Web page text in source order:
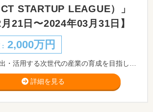
STARTUP LEAGUE）」
月21日〜2024年03月31日】
2,000万円
詳細を見る